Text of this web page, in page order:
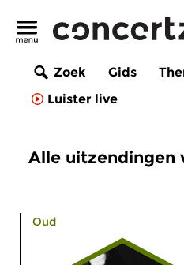
Zoek Gids
Luister live
Alle uitzendingen
Oud